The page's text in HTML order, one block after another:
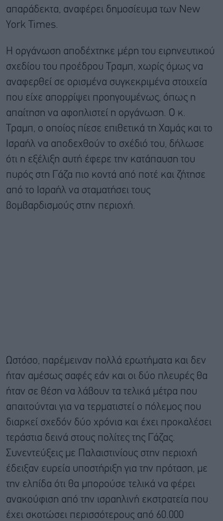
απαράδεκτα, αναφέρει δημοσίευμα των New
York Times.
Η οργάνωση αποδέχτηκε μέρη του ειρηνευτικού
σχεδίου του προέδρου Τραμπ, χωρίς όμως να
αναφερθεί σε ορισμένα συγκεκριμένα στοιχεία
που είχε απορρίψει προηγουμένως, όπως η
απαίτηση να αφοπλιστεί η οργάνωση. Ο κ.
Τραμπ, ο οποίος πίεσε επιθετικά τη Χαμάς και το
Ισραήλ να αποδεχθούν το σχέδιό του, δήλωσε
ότι η εξέλιξη αυτή έφερε την κατάπαυση του
πυρός στη Γάζα πιο κοντά από ποτέ και ζήτησε
από το Ισραήλ να σταματήσει τους
βομβαρδισμούς στην περιοχή.
Ωστόσο, παρέμειναν πολλά ερωτήματα και δεν
ήταν αμέσως σαφές εάν και οι δύο πλευρές θα
ήταν σε θέση να λάβουν τα τελικά μέτρα που
απαιτούνται για να τερματιστεί ο πόλεμος που
διαρκεί σχεδόν δύο χρόνια και έχει προκαλέσει
τεράστια δεινά στους πολίτες της Γάζας.
Συνεντεύξεις με Παλαιστινίους στην περιοχή
έδειξαν ευρεία υποστήριξη για την πρόταση, με
την ελπίδα ότι θα μπορούσε τελικά να φέρει
ανακούφιση από την ισραηλινή εκστρατεία που
έχει σκοτώσει περισσότερους από 60.000